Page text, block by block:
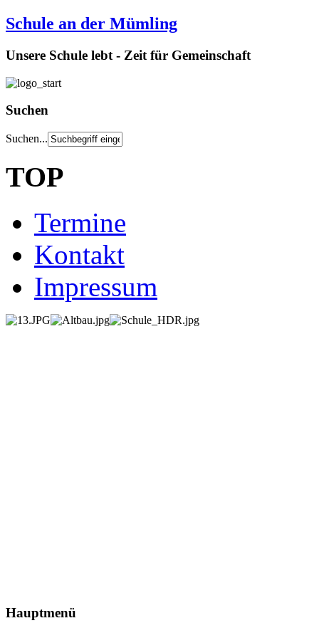
Schule an der Mümling
Unsere Schule lebt - Zeit für Gemeinschaft
Suchen
Suchen...
TOP
Termine
Kontakt
Impressum
Hauptmenü